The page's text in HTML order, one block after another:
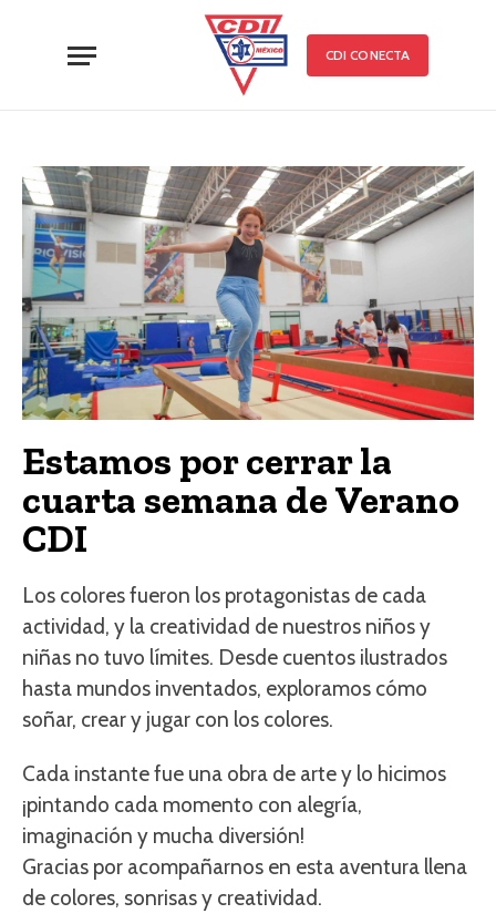
CDI CONECTA
Estamos por cerrar la
cuarta semana de Verano
CDI
Los colores fueron los protagonistas de cada
actividad, y la creatividad de nuestros niños y
niñas no tuvo límites. Desde cuentos ilustrados
hasta mundos inventados, exploramos cómo
soñar, crear y jugar con los colores.
Cada instante fue una obra de arte y lo hicimos
¡pintando cada momento con alegría,
imaginación y mucha diversión!
Gracias por acompañarnos en esta aventura llena
de colores, sonrisas y creatividad.